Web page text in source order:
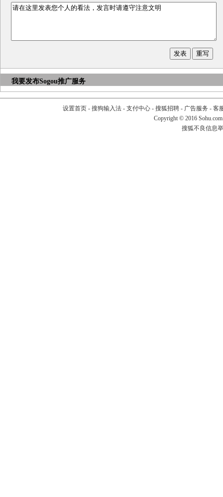
我要发布Sogou推广服务
设置首页- 搜狗输入法- 支付中心- 搜狐招聘- 广告服务 - 客
Copyright © 2016
搜狐不良信息